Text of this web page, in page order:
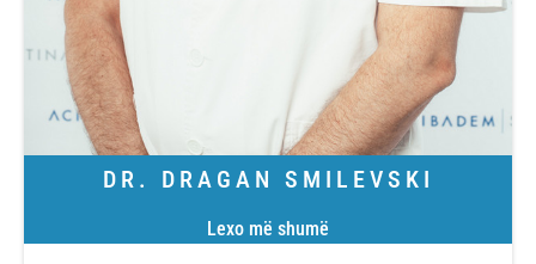
DR. DRAGAN SMILEVSKI
Lexo më shumë